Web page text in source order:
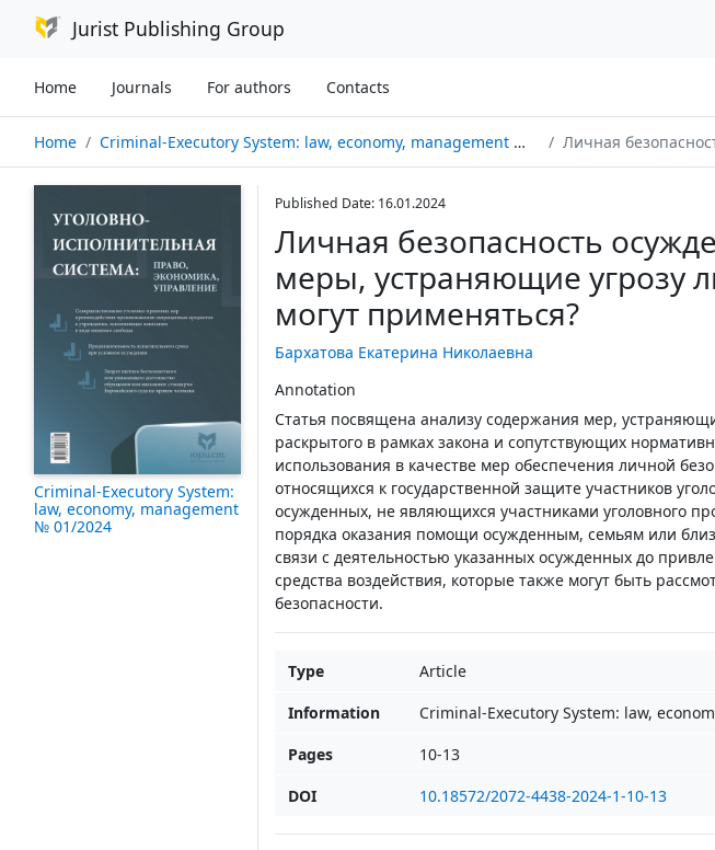
Jurist Publishing Group
Home Journals For authors Contacts
Home Criminal-Executory System: law, economy, management № 01/2024 Личная безопасность осужденного:
Criminal-Executory System:
law, economy, management
№ 01/2024
Published Date: 16.01.2024
Личная безопасность
меры, устраняющие угрозу
могут применяться?
Бархатова Екатерина Николаевна
Annotation
Статья посвящена анализу содержания мер,
раскрытого в рамках закона и сопутствующих
использования в качестве мер обеспечения личной
относящихся к государственной защите участников
осужденных, не являющихся участниками уголовного
порядка оказания помощи осужденным, семьям или
связи с деятельностью указанных осужденных до
средства воздействия, которые также могут быть
безопасности.
Type
Article
Information
Criminal-Executory System: law,
Pages
10-13
DOI
10.18572/2072-4438-2024-1-10-13